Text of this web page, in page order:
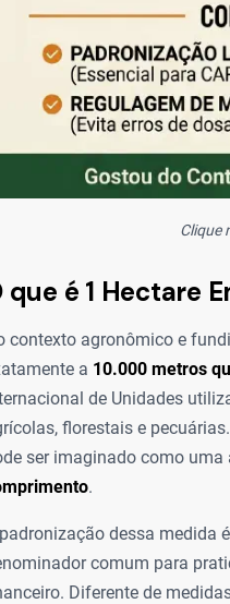
Clique
que é 1 Hectare
contexto agronômico e
a 10.000 metros
de Unidades
florestais e
ser imaginado como uma
.
dessa medida
comum para
Diferente de